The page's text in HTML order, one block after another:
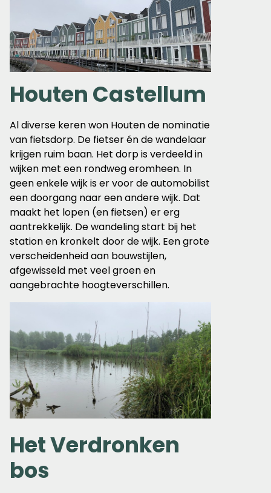
Houten Castellum
Al diverse keren won Houten de nominatie
van fietsdorp. De fietser én de wandelaar
krijgen ruim baan. Het dorp is verdeeld in
wijken met een rondweg eromheen. In
geen enkele wijk is er voor de automobilist
een doorgang naar een andere wijk. Dat
maakt het lopen (en fietsen) er erg
aantrekkelijk. De wandeling start bij het
station en kronkelt door de wijk. Een grote
verscheidenheid aan bouwstijlen,
afgewisseld met veel groen en
aangebrachte hoogteverschillen.
Het Verdronken
bos